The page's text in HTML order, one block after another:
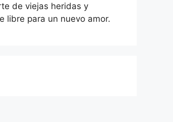
de viejas heridas y
libre para un nuevo amor.